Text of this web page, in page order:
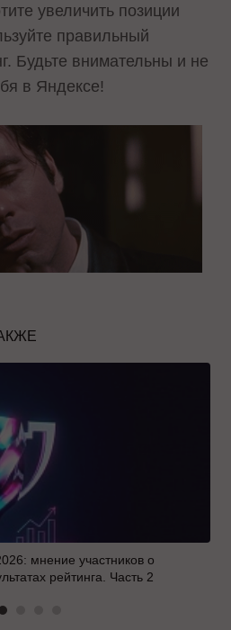
увеличить позиции
правильный
Будьте внимательны и не
в Яндексе!
мнение участников о
рейтинга. Часть 2